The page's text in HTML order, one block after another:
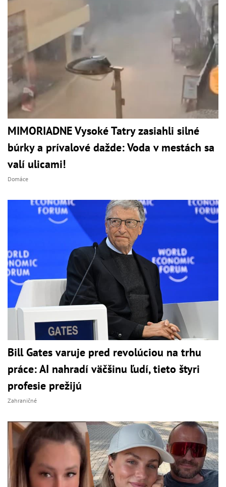
MIMORIADNE Vysoké Tatry zasiahli silné
búrky a prívalové dažde: Voda v mestách sa
valí ulicami!
Domáce
Bill Gates varuje pred revolúciou na trhu
práce: AI nahradí väčšinu ľudí, tieto štyri
profesie prežijú
Zahraničné